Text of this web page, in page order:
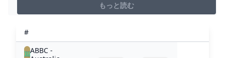
険は、大空へ広がる。 概要 2023年5月12日にニンテンド
作。ファンからの略称は「ティアキン」「TotK」。 前作
の『ゼルダの伝説 ブレスオブザワイルド>ブレスオブザワ
もっと読む
#
ABBC -